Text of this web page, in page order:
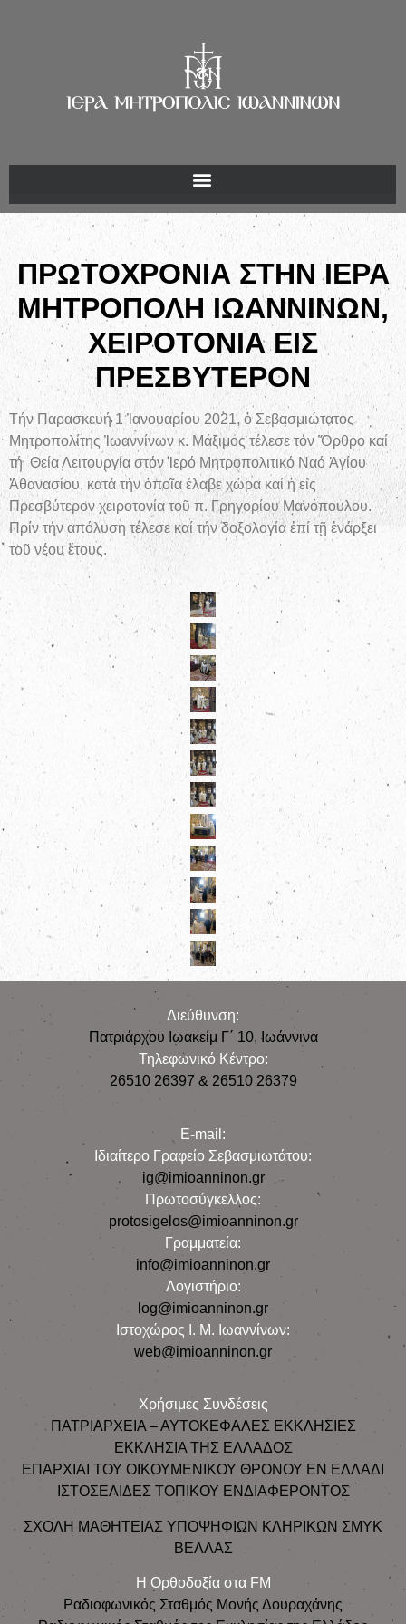
ΠΡΩΤΟΧΡΟΝΙΑ ΣΤΗΝ ΙΕΡΑ
ΜΗΤΡΟΠΟΛΗ ΙΩΑΝΝΙΝΩΝ,
ΧΕΙΡΟΤΟΝΙΑ ΕΙΣ
ΠΡΕΣΒΥΤΕΡΟΝ
Τήν Παρασκευή 1 Ἰανουαρίου 2021, ὁ Σεβασμιώτατος
Μητροπολίτης Ἰωαννίνων κ. Μάξιμος τέλεσε τόν Ὄρθρο καί
τή Θεία Λειτουργία στόν Ἱερό Μητροπολιτικό Ναό Ἁγίου
Ἀθανασίου, κατά τήν ὁποῖα έλαβε χώρα καί ἡ εἰς
Πρεσβύτερον χειροτονία τοῦ π. Γρηγορίου Μανόπουλου.
Πρίν τήν απόλυση τέλεσε καί τήν δοξολογία ἐπί τῇ ἐνάρξει
τοῦ νέου ἔτους.
Διεύθυνση:
Πατριάρχου Ιωακείμ Γ΄ 10, Iωάννινα
Τηλεφωνικό Κέντρο:
26510 26397 & 26510 26379
E-mail:
Iδιαίτερο Γραφείο Σεβασμιωτάτου:
ig@imioanninon.gr
Πρωτοσύγκελλος:
protosigelos@imioanninon.gr
Γραμματεία:
info@imioanninon.gr
Λογιστήριο:
log@imioanninon.gr
Ιστοχώρος Ι. Μ. Ιωαννίνων:
web@imioanninon.gr
Χρήσιμες Συνδέσεις
ΠΑΤΡΙΑΡΧΕΙΑ – ΑΥΤΟΚΕΦΑΛΕΣ ΕΚΚΛΗΣΙΕΣ
ΕΚΚΛΗΣΙΑ ΤΗΣ ΕΛΛΑΔΟΣ
ΕΠΑΡΧΙΑΙ ΤΟΥ ΟΙΚΟΥΜΕΝΙΚΟΥ ΘΡΟΝΟΥ ΕΝ ΕΛΛΑΔΙ
ΙΣΤΟΣΕΛΙΔΕΣ ΤΟΠΙΚΟΥ ΕΝΔΙΑΦΕΡΟΝΤΟΣ
ΣΧΟΛΗ ΜΑΘΗΤΕΙΑΣ ΥΠΟΨΗΦΙΩΝ ΚΛΗΡΙΚΩΝ ΣΜΥΚ
ΒΕΛΛΑΣ
Η Ορθοδοξία στα FM
Ραδιοφωνικός Σταθμός Μονής Δουραχάνης